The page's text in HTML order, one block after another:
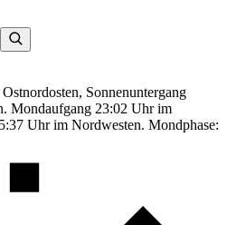
Sonnenuntergang
Mondaufgang 23:02 Uhr im
Uhr im Nordwesten. Mondphase: